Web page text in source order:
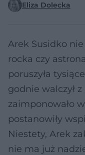
Eliza Dolecka
Arek Susidko
rocka czy
poruszyła
godnie walczył
zaimponowało
postanowiły
Niestety, Arek
nie ma już